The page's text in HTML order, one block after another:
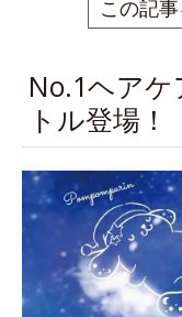
この記
No.1ヘア
トル登場！